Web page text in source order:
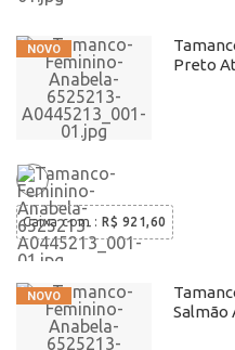
Preto
Caixa com : R$ 921,60
Salmão